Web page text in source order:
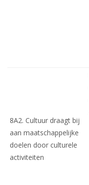
8A2. Cultuur draagt bij
aan maatschappelijke
doelen door culturele
activiteiten